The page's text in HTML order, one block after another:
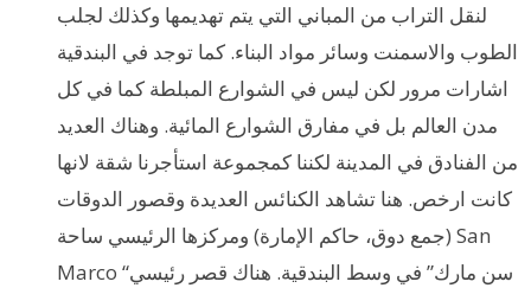
لنقل التراب من المباني التي يتم تهديمها وكذلك لجلب
الطوب والاسمنت وسائر مواد البناء. كما توجد في البندقية
اشارات مرور لكن ليس في الشوارع المبلطة كما في كل
مدن العالم بل في مفارق الشوارع المائية. وهناك العديد
من الفنادق في المدينة لكننا كمجموعة استأجرنا شقة لانها
كانت ارخص. هنا تشاهد الكنائس العديدة وقصور الدوقات
(جمع دوق، حاكم الإمارة) ومركزها الرئيسي ساحة San
Marco “سن مارك” في وسط البندقية. هناك قصر رئيسي